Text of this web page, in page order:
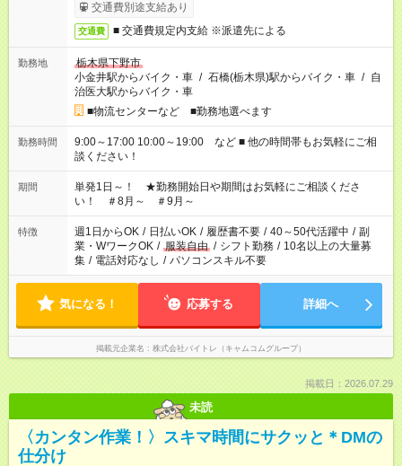
交通費別途支給あり
交通費 ■ 交通費規定内支給 ※派遣先による
勤務地
栃木県下野市
小金井駅からバイク・車 / 石橋(栃木県)駅からバイク・車 / 自
治医大駅からバイク・車
■物流センターなど ■勤務地選べます
勤務時間
9:00～17:00 10:00～19:00 など ■ 他の時間帯もお気軽にご相
談ください！
期間
単発1日～！ ★勤務開始日や期間はお気軽にご相談くださ
い！ ＃8月～ ＃9月～
特徴 週1日からOK / 日払いOK / 履歴書不要 / 40～50代活躍中 / 副
業・WワークOK / 服装自由 / シフト勤務 / 10名以上の大量募
集 / 電話対応なし / パソコンスキル不要
気になる！ 応募する 詳細へ
掲載元企業名 株式会社バイトレ（キャムコムグループ）
掲載日：2026.07.29
未読
〈カンタン作業！〉スキマ時間にサクッと＊DMの
仕分け